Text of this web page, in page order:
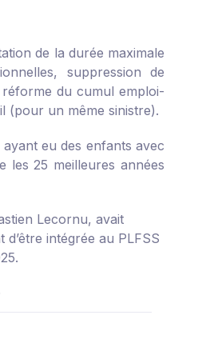
de la durée maximale
suppression de
réforme du cumul emploi-
(pour un même sinistre).
eu des enfants avec
25 meilleures années
Lecornu, avait
intégrée au PLFSS